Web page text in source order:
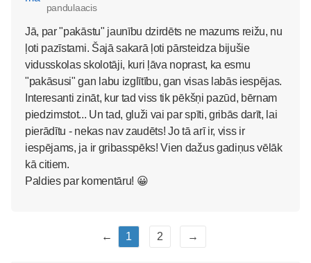
pandulaacis
Jā, par "pakāstu" jaunību dzirdēts ne mazums reižu, nu
ļoti pazīstami. Šajā sakarā ļoti pārsteidza bijušie
vidusskolas skolotāji, kuri ļāva noprast, ka esmu
"pakāsusi" gan labu izglītību, gan visas labās iespējas.
Interesanti zināt, kur tad viss tik pēkšņi pazūd, bērnam
piedzimstot... Un tad, gluži vai par spīti, gribās darīt, lai
pierādītu - nekas nav zaudēts! Jo tā arī ir, viss ir
iespējams, ja ir gribasspēks! Vien dažus gadiņus vēlāk
kā citiem.
Paldies par komentāru! 😀
← 1 2 →